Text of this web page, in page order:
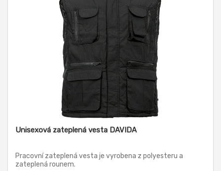
Unisexová zateplená vesta DAVIDA
Pracovní zateplená vesta je vyrobena z polyesteru a
zateplená rounem.